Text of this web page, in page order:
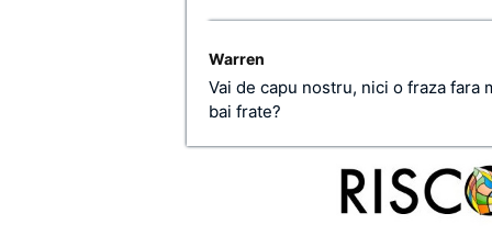
Warren
Vai de capu nostru, nici o fraza
bai frate?